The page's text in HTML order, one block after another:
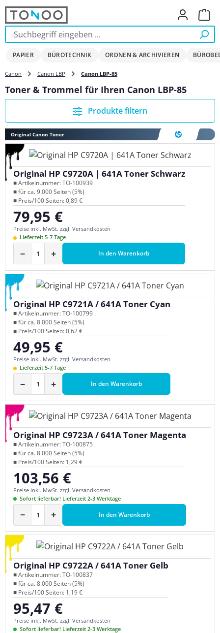
Zum Hauptinhalt springen
PAPIER BÜROTECHNIK ORDNEN & ARCHIVIEREN
Canon Canon LBP Canon LBP-85
Toner & Trommel für Ihren Canon LBP-85
Produkte filtern
Original Canon Toner
Original HP C9720A | 641A Toner Schwarz
■ Artikelnummer: TO-100939
■ für ca. 9.000 Seiten (5%)
■ Preis/100 Seiten: 0,89 €
Regulärer Preis:
79,95 €
Preise inkl. MwSt. zzgl. Versandkosten
Lieferzeit 5-7 Tage
− + In den Warenkorb
Original HP C9721A / 641A Toner Cyan
■ Artikelnummer: TO-100799
■ für ca. 8.000 Seiten (5%)
■ Preis/100 Seiten: 0,62 €
Regulärer Preis:
49,95 €
Preise inkl. MwSt. zzgl. Versandkosten
Lieferzeit 5-7 Tage
− + In den Warenkorb
Original HP C9723A / 641A Toner Magenta
■ Artikelnummer: TO-100875
■ für ca. 8.000 Seiten (5%)
■ Preis/100 Seiten: 1,29 €
Regulärer Preis:
103,56 €
Preise inkl. MwSt. zzgl. Versandkosten
Sofort lieferbar! Lieferzeit 2-3 Werktage
− + In den Warenkorb
Original HP C9722A / 641A Toner Gelb
■ Artikelnummer: TO-100837
■ für ca. 8.000 Seiten (5%)
■ Preis/100 Seiten: 1,19 €
Regulärer Preis:
95,47 €
Preise inkl. MwSt. zzgl. Versandkosten
Sofort lieferbar! Lieferzeit 2-3 Werktage